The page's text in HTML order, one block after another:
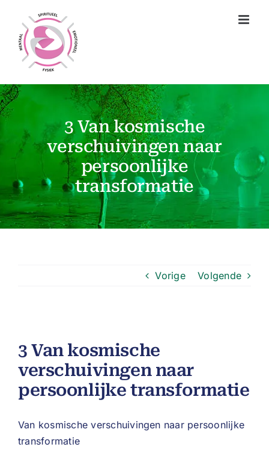
inhoud
3 Van kosmische
verschuivingen naar
persoonlijke
transformatie
Vorige Volgende
3 Van kosmische
verschuivingen naar
persoonlijke transformatie
Van kosmische verschuivingen naar persoonlijke
transformatie